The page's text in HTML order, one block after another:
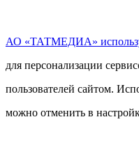
АО «ТАТМЕДИА»
для персонализации
пользователей сайтом.
можно отменить в